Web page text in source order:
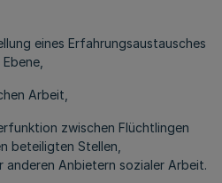
eines Erfahrungsaustausches
Arbeit,
zwischen Flüchtlingen
beteiligten Stellen,
Anbietern sozialer Arbeit.